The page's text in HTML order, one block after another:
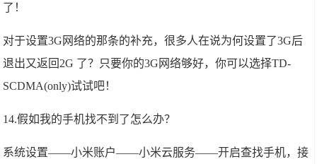
了！
对于设置3G网络的那条的补充，很多人在说为何设置了3G后
退出又返回2G 了？只要你的3G网络够好，你可以选择TD-
SCDMA(only)试试吧！
14.假如我的手机找不到了怎么办？
系统设置——小米账户——小米云服务——开启查找手机，接